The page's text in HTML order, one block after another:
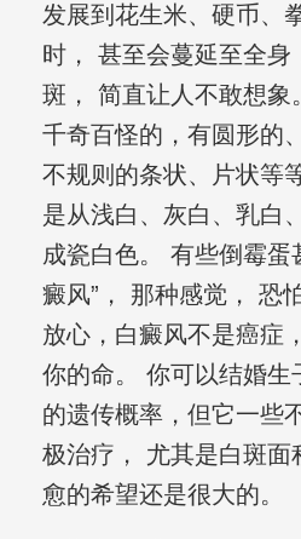
发展到花生米、硬币、
时， 甚至会蔓延至全身
斑， 简直让人不敢想象
千奇百怪的，有圆形的
不规则的条状、片状等
是从浅白、灰白、乳白
成瓷白色。 有些倒霉蛋
癜风”， 那种感觉， 恐
放心，白癜风不是癌症
你的命。 你可以结婚生
的遗传概率，但它一些
极治疗， 尤其是白斑面
愈的希望还是很大的。